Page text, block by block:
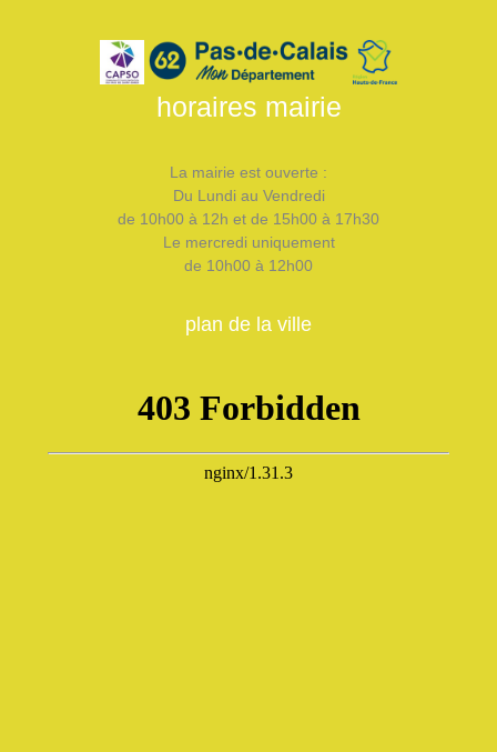
horaires mairie
La mairie est ouverte :
Du Lundi au Vendredi
de 10h00 à 12h et de 15h00 à 17h30
Le mercredi uniquement
de 10h00 à 12h00
plan de la ville